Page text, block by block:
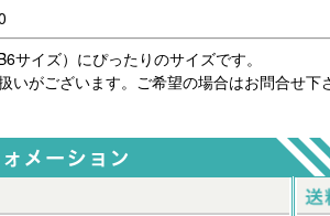
サイズ）にぴったりのサイズです。
いがございます。ご希望の場合はお問合せ下